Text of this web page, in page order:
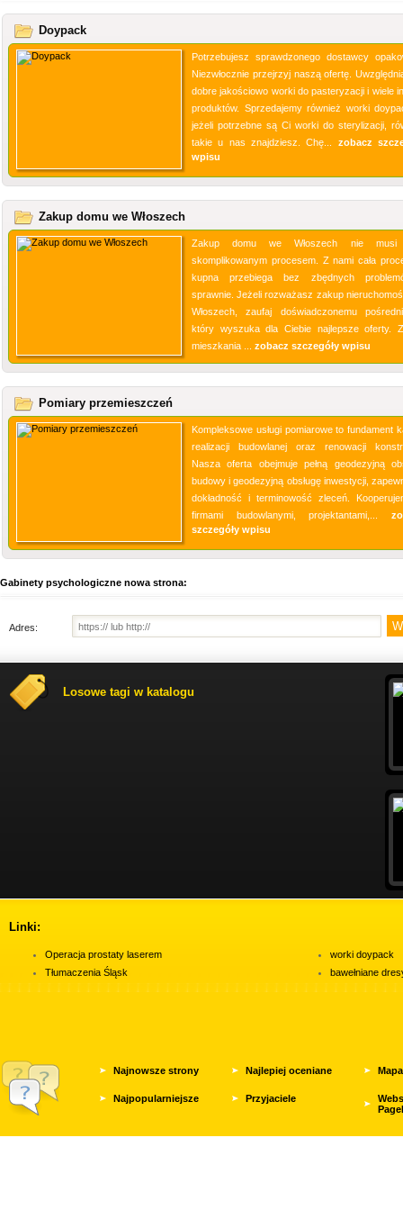
Doypack
Potrzebujesz sprawdzonego dostawcy
Niezwłocznie przejrzyj naszą ofertę.
dobre jakościowo worki do pasteryzacji i wiele
produktów. Sprzedajemy również worki
jeżeli potrzebne są Ci worki do sterylizacji,
takie u nas znajdziesz. Chę... zobacz
wpisu
Zakup domu we Włoszech
Zakup domu we Włoszech nie
skomplikowanym procesem. Z nami cała
kupna przebiega bez zbędnych
sprawnie. Jeżeli rozważasz zakup
Włoszech, zaufaj doświadczonemu
który wyszuka dla Ciebie najlepsze oferty.
mieszkania ... zobacz szczegóły wpisu
Pomiary przemieszczeń
Kompleksowe usługi pomiarowe to fundament
realizacji budowlanej oraz renowacji
Nasza oferta obejmuje pełną geodezyjną
budowy i geodezyjną obsługę inwestycji,
dokładność i terminowość zleceń.
firmami budowlanymi, projektantami,...
szczegóły wpisu
Gabinety psychologiczne nowa strona:
Adres:
Losowe tagi w katalogu
Linki:
Operacja prostaty laserem
Tłumaczenia Śląsk
worki doypack
bawełniane
Najnowsze strony Najlepiej oceniane
Najpopularniejsze Przyjaciele